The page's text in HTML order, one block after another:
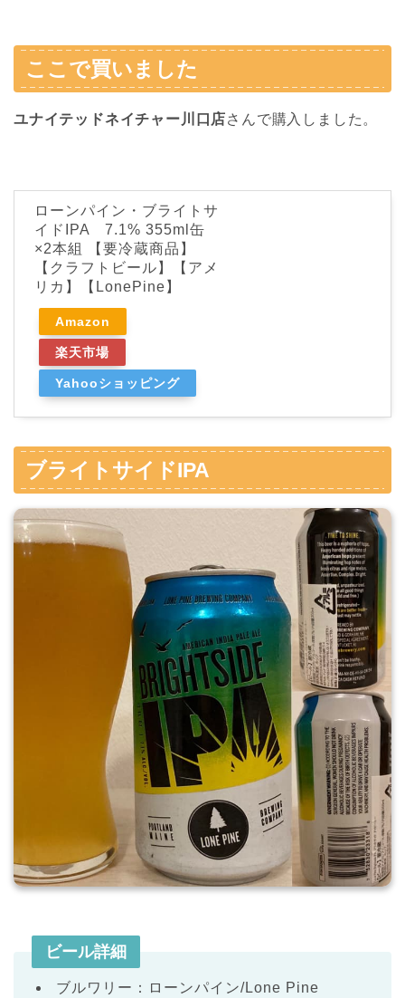
ここで買いました
ユナイテッドネイチャー川口店さんで購入しました。
ローンパイン・ブライトサ
イドIPA 7.1% 355ml缶
×2本組 【要冷蔵商品】
【クラフトビール】【アメ
リカ】【LonePine】
Amazon
楽天市場
Yahooショッピング
ブライトサイドIPA
ビール詳細
ブルワリー：ローンパイン/Lone Pine